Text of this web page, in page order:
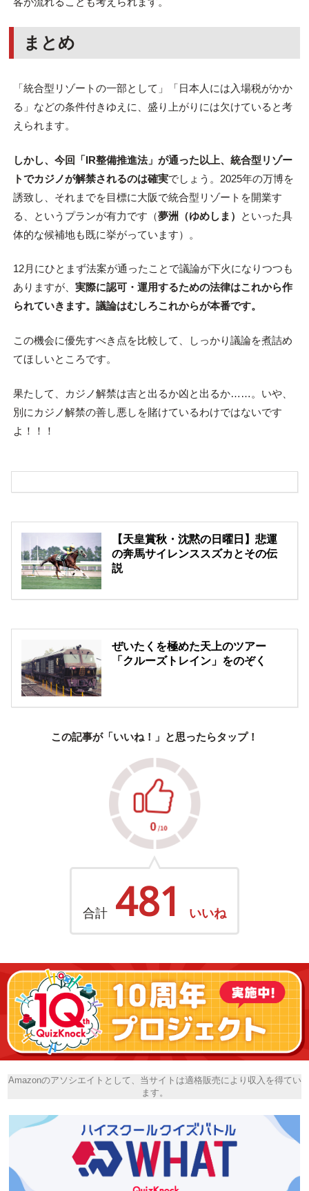
まとめ
「統合型リゾートの一部として」「日本人には入場税がかか
る」などの条件付きゆえに、盛り上がりには欠けていると考
えられます。
しかし、今回「IR整備推進法」が通った以上、統合型リゾー
トでカジノが解禁されるのは確実でしょう。2025年の万博を
誘致し、それまでを目標に大阪で統合型リゾートを開業す
る、というプランが有力です（夢洲（ゆめしま）
といった具
体的な候補地も既に挙がっています）。
12月にひとまず法案が通ったことで議論が下火になりつつも
ありますが、 実際に認可・運用するための法律はこれから作
られていきます。議論はむしろこれからが本番です。
この機会に優先すべき点を比較して、しっかり議論を煮詰め
てほしいところです。
果たして、カジノ解禁は吉と出るか凶と出るか……。いや、
別にカジノ解禁の善し悪しを賭けているわけではないです
よ！！！
【天皇賞秋・沈黙の日曜日】悲運
の奔馬サイレンススズカとその伝
説
ぜいたくを極めた天上のツアー
「クルーズトレイン」をのぞく
この記事が「いいね！」と思ったらタップ！
合計 481 いいね
Amazonのアソシエイトとして、当サイトは適格販売により収入を得てい
ます。